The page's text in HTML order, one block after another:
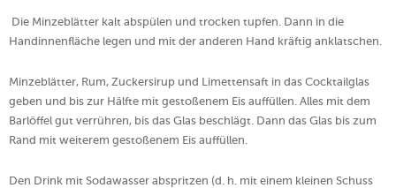
Die Minzeblätter kalt abspülen und trocken tupfen. Dann in die
Handinnenfläche legen und mit der anderen Hand kräftig anklatschen.
Minzeblätter, Rum, Zuckersirup und Limettensaft in das Cocktailglas
geben und bis zur Hälfte mit gestoßenem Eis auffüllen. Alles mit dem
Barlöffel gut verrühren, bis das Glas beschlägt. Dann das Glas bis zum
Rand mit weiterem gestoßenem Eis auffüllen.
Den Drink mit Sodawasser abspritzen (d. h. mit einem kleinen Schuss